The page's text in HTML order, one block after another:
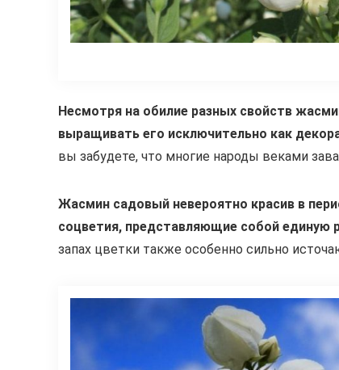
Несмотря на обилие разных свойств
выращивать его исключительно как
вы забудете, что многие народы веками
Жасмин садовый невероятно красив в
соцветия, представляющие собой единую
запах цветки также особенно сильно